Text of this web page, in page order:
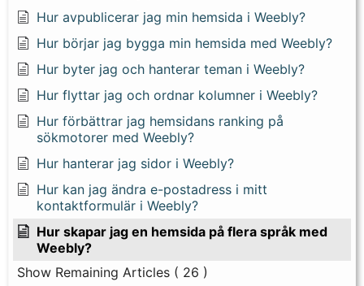
Hur avpublicerar jag min hemsida i Weebly?
Hur börjar jag bygga min hemsida med Weebly?
Hur byter jag och hanterar teman i Weebly?
Hur flyttar jag och ordnar kolumner i Weebly?
Hur förbättrar jag hemsidans ranking på
sökmotorer med Weebly?
Hur hanterar jag sidor i Weebly?
Hur kan jag ändra e-postadress i mitt
kontaktformulär i Weebly?
Hur skapar jag en hemsida på flera språk med
Weebly?
Show Remaining Articles ( 26 )